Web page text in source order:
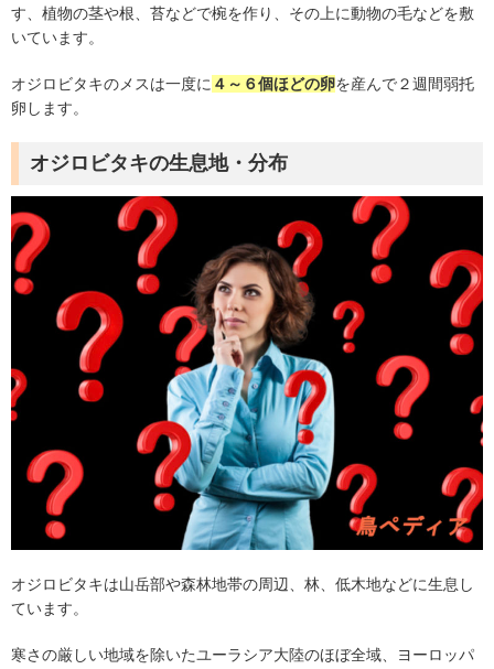
す、植物の茎や根、苔などで椀を作り、その上に動物の毛などを敷
いています。
オジロビタキのメスは一度に ４～６個ほどの卵を産んで２週間弱托
卵します。
オジロビタキの生息地・分布
オジロビタキは山岳部や森林地帯の周辺、林、低木地などに生息し
ています。
寒さの厳しい地域を除いたユーラシア大陸のほぼ全域、ヨーロッパ